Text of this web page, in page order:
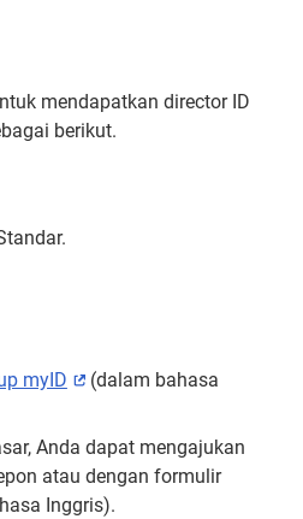
mendapatkan director ID
berikut.
myID
External
(dalam bahasa
Anda dapat mengajukan
atau dengan formulir
Inggris).